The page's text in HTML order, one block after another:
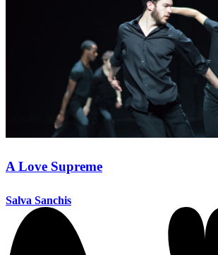
A Love Supreme
Salva Sanchis